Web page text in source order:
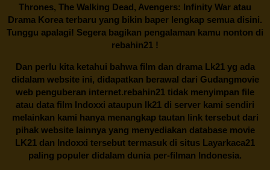
Thrones, The Walking Dead, Avengers: Infinity War atau
Drama Korea terbaru yang bikin baper lengkap semua disini.
Tunggu apalagi! Segera bagikan pengalaman kamu nonton di
rebahin21 !
Dan perlu kita ketahui bahwa film dan dramaLk21yg ada
didalam website ini, didapatkan berawal dari Gudangmovie
web penguberan internet.rebahin21 tidak menyimpan file
atau data film Indoxxi ataupun lk21 di server kami sendiri
melainkan kami hanya menangkap tautan link tersebut dari
pihak website lainnya yang menyediakan database movie
LK21 dan Indoxxi tersebut termasuk di situs Layarkaca21
paling populer didalam dunia per-filman Indonesia.